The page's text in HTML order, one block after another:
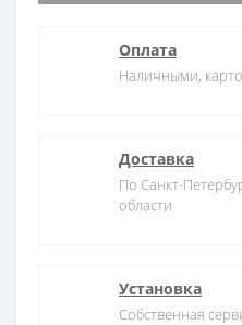
Оплата
Наличными,
Доставка
По Санкт-
области
Установка
Собственная